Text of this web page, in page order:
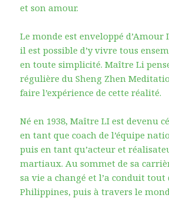
et son amour.
Le monde est enveloppé
il est possible d’y vivre tous
en toute simplicité. Maître Li
régulière du Sheng Zhen
faire l’expérience de cette réalité.
Né en 1938, Maître LI est devenu
en tant que coach de l’équipe
puis en tant qu’acteur et
martiaux. Au sommet de sa
sa vie a changé et l’a conduit tout
Philippines, puis à travers le